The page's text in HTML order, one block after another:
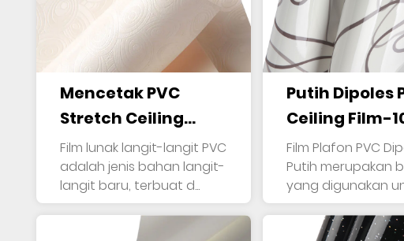
Mencetak PVC
Stretch Ceiling
Film-11
Film lunak langit-langit PVC
adalah jenis bahan langit-
langit baru, terbuat d...
Putih Dipoles
Ceiling Film-
Film Plafon PVC
Putih merupakan bahan
yang digunakan
menu...